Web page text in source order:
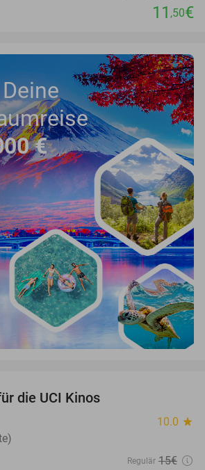
11 ,50€
€
die UCI Kinos
10.0 star
Regulär 15€